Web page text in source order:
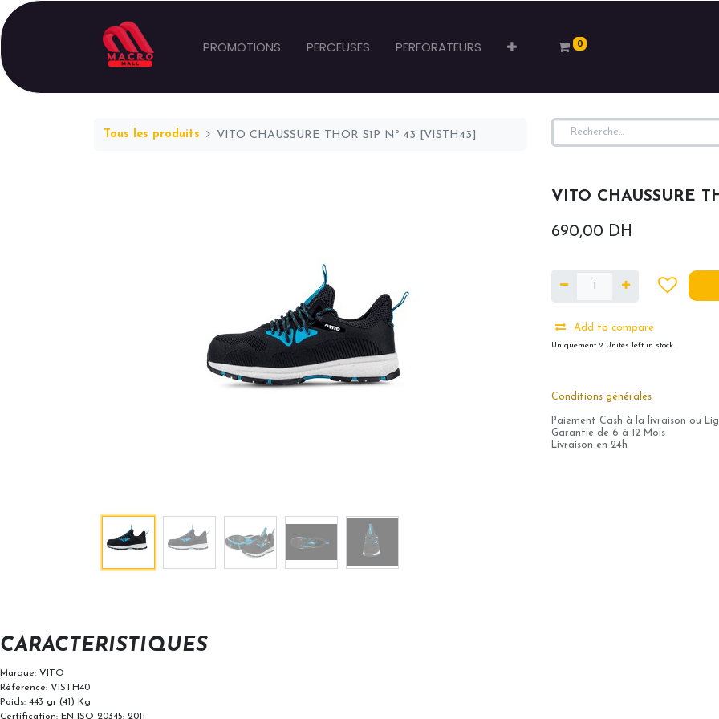
PROMOTIONS PERCEUSES PERFORATEURS 0
Tous les produits VITO CHAUSSURE THOR S1P Nº 43 [VISTH43]
VITO CHAUSSURE
690,00 DH
Add to compare
Uniquement 2 Unités left in stock.
Conditions générales
Paiement Cash à la livraison ou
Garantie de 6 à 12 Mois
Livraison en 24h
CARACTERISTIQUES
Marque: VITO
Référence: VISTH40
Poids: 443 gr (41) Kg
Certification: EN ISO 20345: 2011